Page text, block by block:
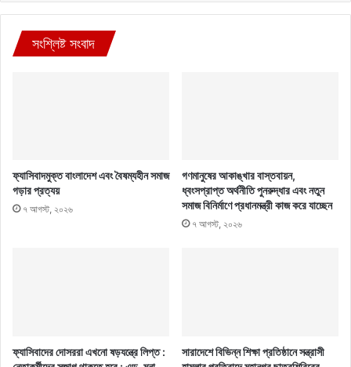
সংশ্লিষ্ট সংবাদ
ফ্যাসিবাদমুক্ত বাংলাদেশ এবং বৈষম্যহীন সমাজ
গড়ার প্রত্যয়
৭ আগস্ট, ২০২৬
গণমানুষের আকাঙ্খার বাস্তবায়ন,
ধ্বংসপ্রাপ্ত অর্থনীতি পুনরুদ্ধার এবং নতুন
সমাজ বিনির্মাণে প্রধানমন্ত্রী কাজ করে যাচ্ছেন
৭ আগস্ট, ২০২৬
ফ্যাসিবাদের দোসররা এখনো ষড়যন্ত্রে লিপ্ত :
সারাদেশে বিভিন্ন শিক্ষা প্রতিষ্ঠানে সন্ত্রাসী